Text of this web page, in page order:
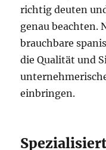
richtig deuten
genau beachten.
brauchbare
die Qualität und
einbringen.